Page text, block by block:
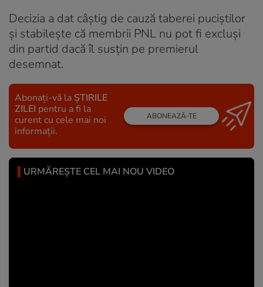
Decizia a dat câștig de cauză taberei puciștilor
și stabilește că membrii PNL nu pot fi excluși
din partid dacă îl susțin pe premierul
desemnat.
Abonați-vă la ȘTIRILE
ZILEI pentru a fi la
curent cu cele mai noi
informații.
ABONEAZĂ-TE
URMĂREȘTE CEL MAI NOU VIDEO